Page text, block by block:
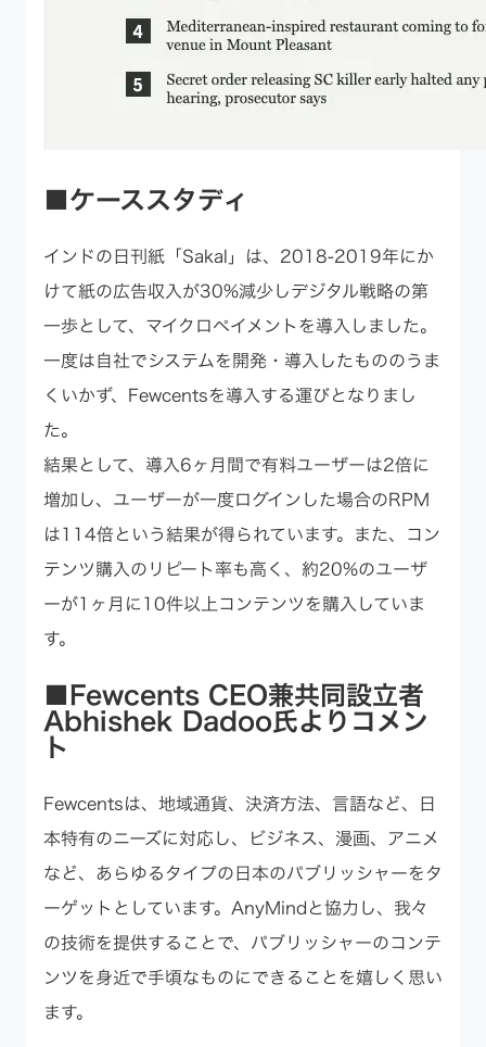
■ケーススタディ
インドの日刊紙「Sakal」は、2018-2019年にか
けて紙の広告収入が30%減少しデジタル戦略の第
一歩として、マイクロペイメントを導入しました。
一度は自社でシステムを開発・導入したもののうま
くいかず、Fewcentsを導入する運びとなりまし
た。
結果として、導入6ヶ月間で有料ユーザーは2倍に
増加し、ユーザーが一度ログインした場合のRPM
は114倍という結果が得られています。また、コン
テンツ購入のリピート率も高く、約20%のユーザ
ーが1ヶ月に10件以上コンテンツを購入していま
す。
■Fewcents CEO兼共同設立者
Abhishek Dadoo氏よりコメン
ト
Fewcentsは、地域通貨、決済方法、言語など、日
本特有のニーズに対応し、ビジネス、漫画、アニメ
など、あらゆるタイプの日本のパブリッシャーをタ
ーゲットとしています。AnyMindと協力し、我々
の技術を提供することで、パブリッシャーのコンテ
ンツを身近で手頃なものにできることを嬉しく思い
ます。